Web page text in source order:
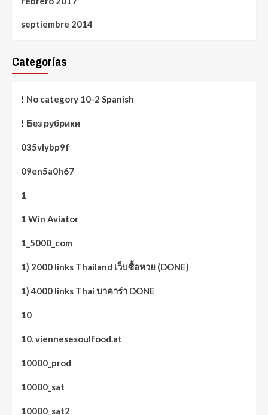
septiembre 2014
Categorías
! No category 10-2 Spanish
! Без рубрики
035vlybp9f
09en5a0h67
1
1 Win Aviator
1_5000_com
1) 2000 links Thailand เว็บซื้อหวย (DONE)
1) 4000 links Thai บาคาร่า DONE
10
10. viennesesoulfood.at
10000_prod
10000_sat
10000_sat2